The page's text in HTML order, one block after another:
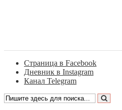
Страница в Facebook
Дневник в Instagram
Канал Telegram